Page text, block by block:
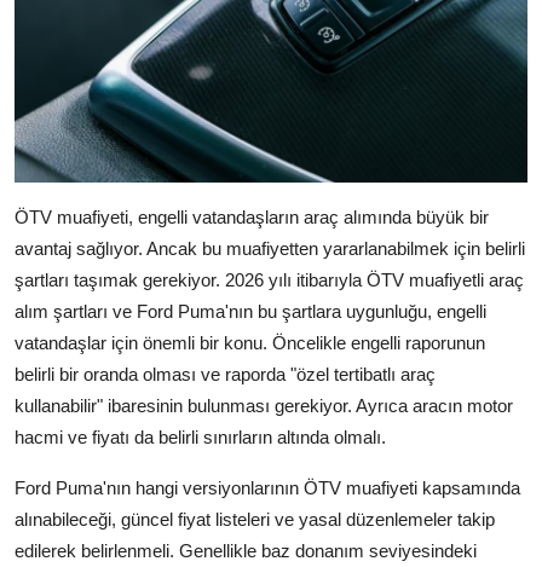
ÖTV muafiyeti, engelli vatandaşların araç alımında büyük bir
avantaj sağlıyor. Ancak bu muafiyetten yararlanabilmek için belirli
şartları taşımak gerekiyor. 2026 yılı itibarıyla ÖTV muafiyetli araç
alım şartları ve Ford Puma'nın bu şartlara uygunluğu, engelli
vatandaşlar için önemli bir konu. Öncelikle engelli raporunun
belirli bir oranda olması ve raporda "özel tertibatlı araç
kullanabilir" ibaresinin bulunması gerekiyor. Ayrıca aracın motor
hacmi ve fiyatı da belirli sınırların altında olmalı.
Ford Puma'nın hangi versiyonlarının ÖTV muafiyeti kapsamında
alınabileceği, güncel fiyat listeleri ve yasal düzenlemeler takip
edilerek belirlenmeli. Genellikle baz donanım seviyesindeki